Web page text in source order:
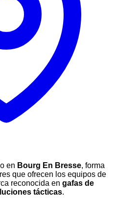
en Bourg En Bresse, forma
que ofrecen los equipos de
reconocida en gafas de
tácticas.